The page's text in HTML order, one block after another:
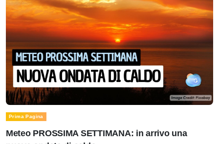
Prima Pagina
Meteo PROSSIMA SETTIMANA: in arrivo una